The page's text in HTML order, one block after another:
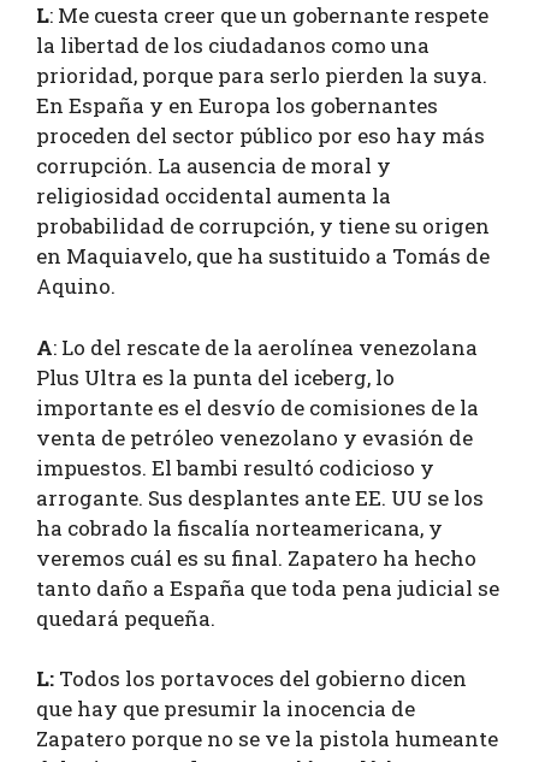
L: Me cuesta creer que un gobernante respete
la libertad de los ciudadanos como una
prioridad, porque para serlo pierden la suya.
En España y en Europa los gobernantes
proceden del sector público por eso hay más
corrupción. La ausencia de moral y
religiosidad occidental aumenta la
probabilidad de corrupción, y tiene su origen
en Maquiavelo, que ha sustituido a Tomás de
Aquino.
A: Lo del rescate de la aerolínea venezolana
Plus Ultra es la punta del iceberg, lo
importante es el desvío de comisiones de la
venta de petróleo venezolano y evasión de
impuestos. El bambi resultó codicioso y
arrogante. Sus desplantes ante EE. UU se los
ha cobrado la fiscalía norteamericana, y
veremos cuál es su final. Zapatero ha hecho
tanto daño a España que toda pena judicial se
quedará pequeña.
L: Todos los portavoces del gobierno dicen
que hay que presumir la inocencia de
Zapatero porque no se ve la pistola humeante